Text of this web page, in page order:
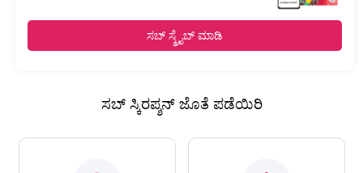
ಸಬ್ ಸ್ಕ್ರೈಬ್ ಮಾಡಿ
ಸಬ್ ಸ್ಕಿರಪ್ಶನ್ ಜೊತೆ ಪಡೆಯಿರಿ